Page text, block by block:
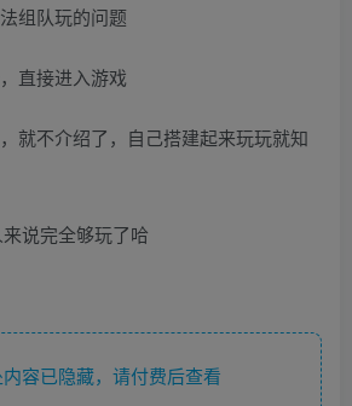
组队玩的问题
直接进入游戏
就不介绍了，自己搭建起来玩玩就知
说完全够玩了哈
容已隐藏，请付费后查看